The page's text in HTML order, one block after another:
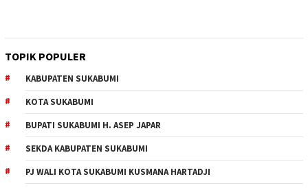
TOPIK POPULER
KABUPATEN SUKABUMI
KOTA SUKABUMI
BUPATI SUKABUMI H. ASEP JAPAR
SEKDA KABUPATEN SUKABUMI
PJ WALI KOTA SUKABUMI KUSMANA HARTADJI